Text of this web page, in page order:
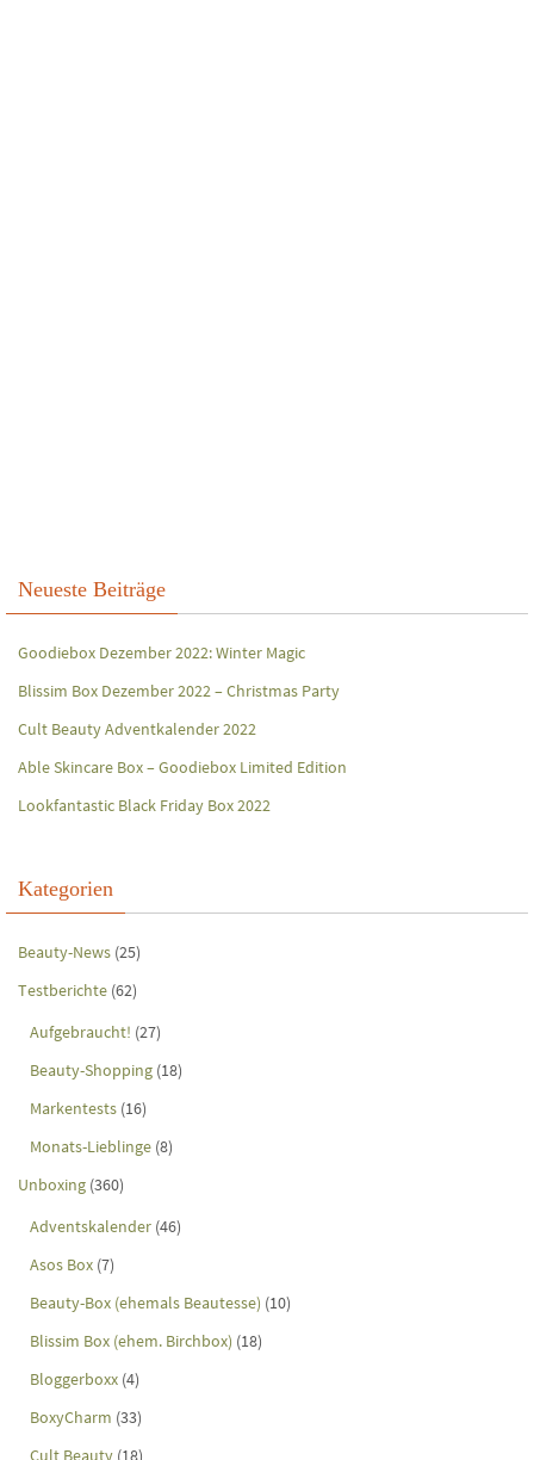
Neueste Beiträge
Goodiebox Dezember 2022: Winter Magic
Blissim Box Dezember 2022 – Christmas Party
Cult Beauty Adventkalender 2022
Able Skincare Box – Goodiebox Limited Edition
Lookfantastic Black Friday Box 2022
Kategorien
Beauty-News (25)
Testberichte (62)
Aufgebraucht! (27)
Beauty-Shopping (18)
Markentests (16)
Monats-Lieblinge (8)
Unboxing (360)
Adventskalender (46)
Asos Box (7)
Beauty-Box (ehemals Beautesse) (10)
Blissim Box (ehem. Birchbox) (18)
Bloggerboxx (4)
BoxyCharm (33)